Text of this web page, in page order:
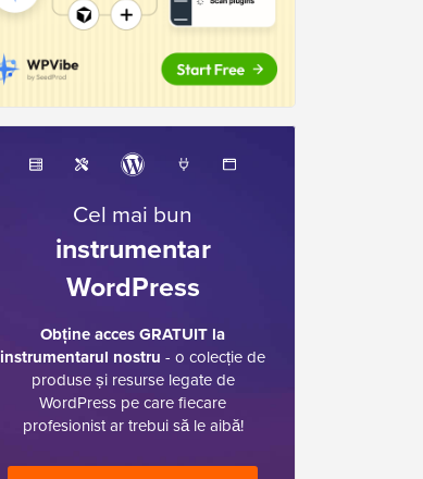
Cel mai bun
instrumentar
WordPress
Obține acces GRATUIT la
instrumentarul nostru - o colecție de
produse și resurse legate de
WordPress pe care fiecare
profesionist ar trebui să le aibă!